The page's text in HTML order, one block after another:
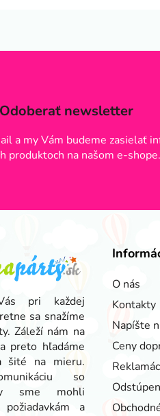
Odoberať newsletter
a my Vám budeme zasielať
produktoch na našom e-shope.
pri každej
sa snažíme
Záleží nám na
preto hľadáme
šité na mieru.
so
sme mohli
a
O nás
Kontakty
Napíšte
Ceny